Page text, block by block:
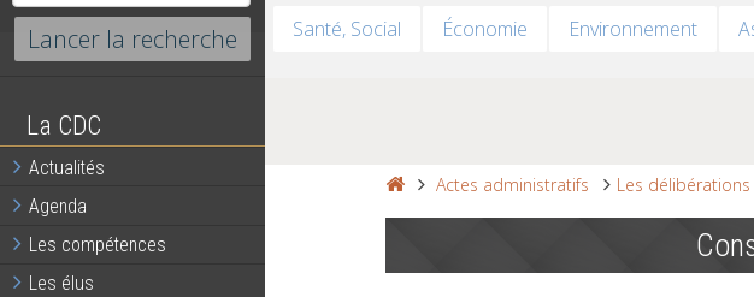
La CDC
Actualités
Agenda
Les compétences
Les élus
Santé, Social Économie Environnement
Actes administratifs Les délibérations